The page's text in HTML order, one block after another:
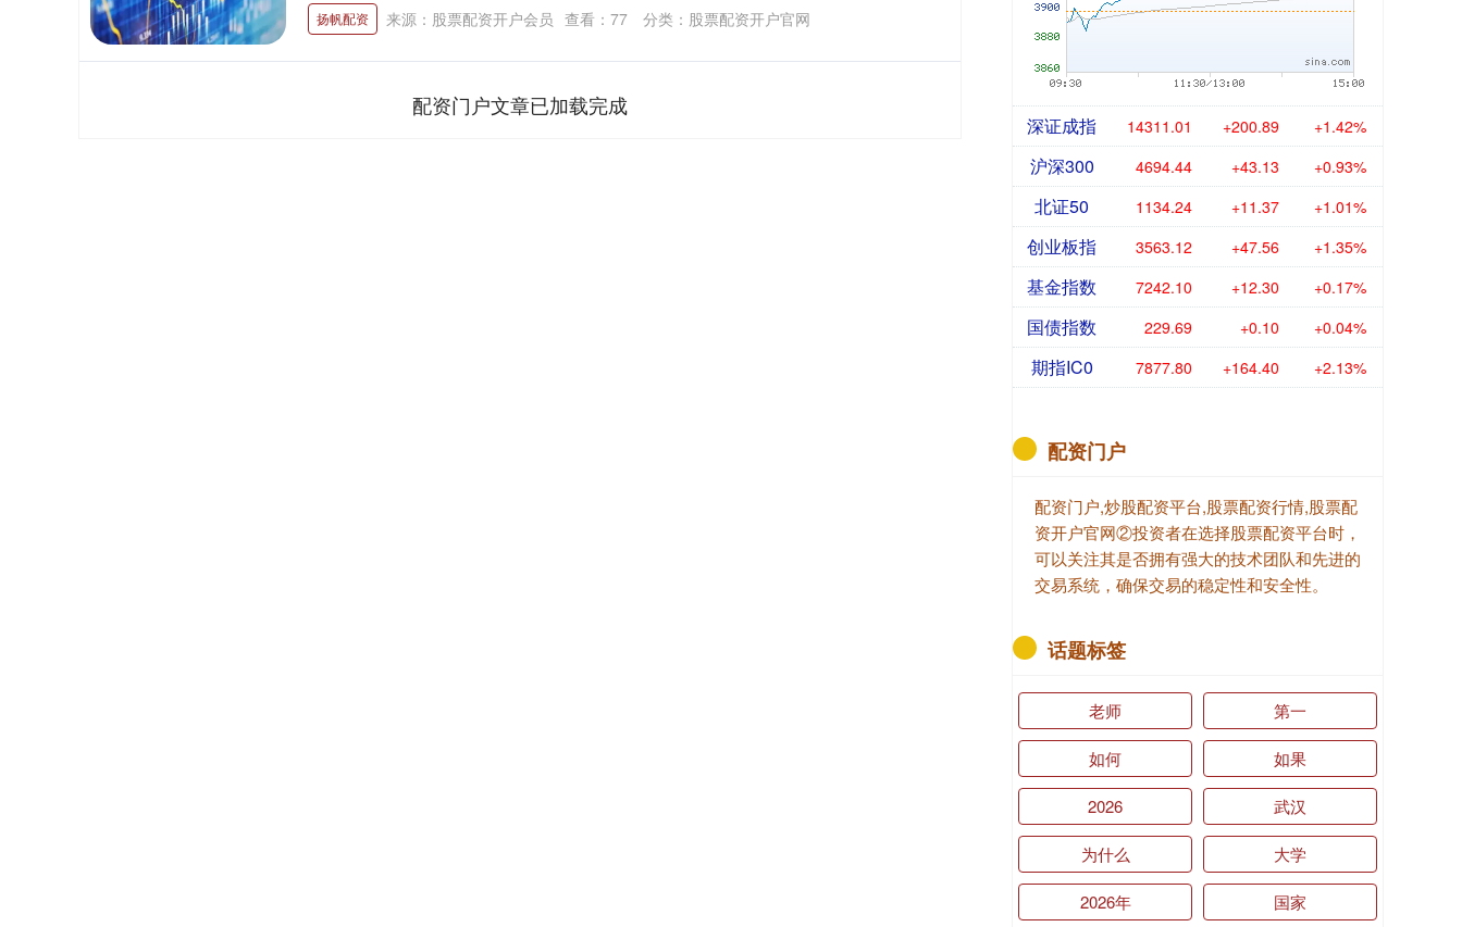
扬帆配资 来源：股票配资开户会员 查看： 77 分类： 股票配资开户官网
配资门户文章已加载完成
深证成指 14311.01 +200.89 +1.42%
沪深300 4694.44 +43.13 +0.93%
北证50 1134.24 +11.37 +1.01%
创业板指 3563.12 +47.56 +1.35%
基金指数 7242.10 +12.30 +0.17%
国债指数 229.69 +0.10 +0.04%
期指IC0 7877.80 +164.40 +2.13%
配资门户
配资门户,炒股配资平台,股票配资行情,股票配
资开户官网②投资者在选择股票配资平台时，
可以关注其是否拥有强大的技术团队和先进的
交易系统，确保交易的稳定性和安全性。
话题标签
老师 第一
如何 如果
2026 武汉
为什么 大学
2026年 国家